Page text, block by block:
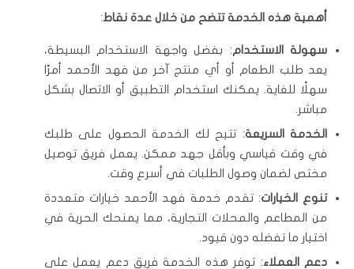
أهمية هذه الخدمة تتضح من خلال عدة نقاط:
سهولة الاستخدام: بفضل واجهة الاستخدام البسيطة،
يعد طلب الطعام أو أي منتج آخر من فهد الأحمد أمرًا
سهلًا للغاية. يمكنك استخدام التطبيق أو الاتصال بشكل
مباشر.
الخدمة السريعة: تتيح لك الخدمة الحصول على طلبك
في وقت قياسي وبأقل جهد ممكن. يعمل فريق توصيل
مختص لضمان وصول الطلبات في أسرع وقت.
تنوع الخيارات: تقدم خدمة فهد الأحمد خيارات متعددة
من المطاعم والمحلات التجارية، مما يمنحك الحرية في
اختيار ما تفضله دون قيود.
دعم العملاء: توفر هذه الخدمة فريق دعم يعمل على